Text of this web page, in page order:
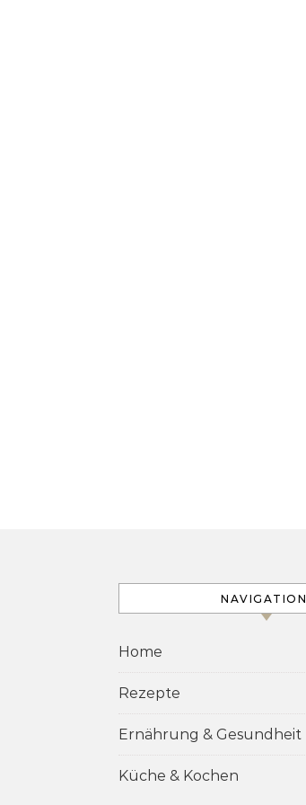
NAVIGATION
Home
Rezepte
Ernährung & Gesundheit
Küche & Kochen